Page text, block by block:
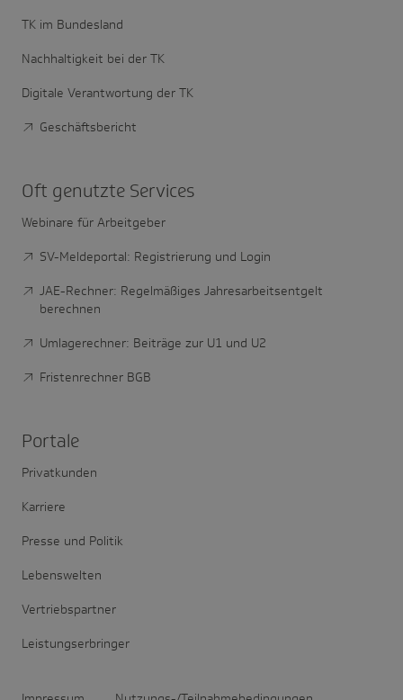
TK im Bundesland
Nachhaltigkeit bei der TK
Digitale Verantwortung der TK
Geschäftsbericht
Oft genutzte Services
Webinare für Arbeitgeber
SV-Meldeportal: Registrierung und Login
JAE-Rechner: Regelmäßiges Jahresarbeitsentgelt
berechnen
Umlagerechner: Beiträge zur U1 und U2
Fristenrechner BGB
Portale
Privatkunden
Karriere
Presse und Politik
Lebenswelten
Vertriebspartner
Leistungserbringer